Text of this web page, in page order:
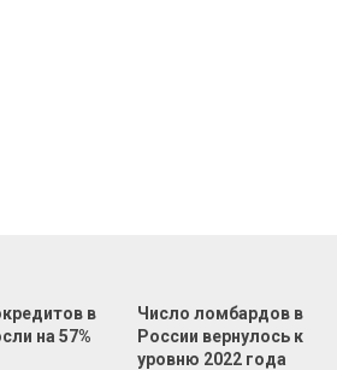
в
на 57%
Число ломбардов в
России вернулось к
уровню 2022 года